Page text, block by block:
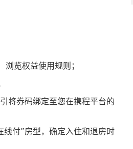
览权益使用规则；
将券码绑定至您在携程平台的
付”房型，确定入住和退房时